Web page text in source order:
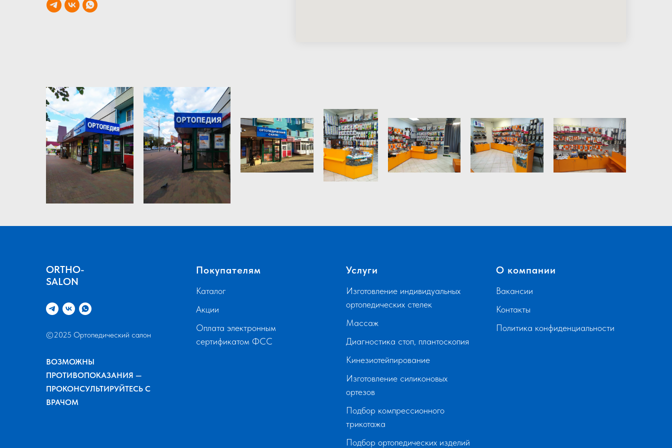
ORTHO-
SALON
©2025 Ортопедический салон
ВОЗМОЖНЫ
ПРОТИВОПОКАЗАНИЯ —
ПРОКОНСУЛЬТИРУЙТЕСЬ С
ВРАЧОМ
Покупателям
Каталог
Акции
Оплата электронным
сертификатом ФСС
Услуги
Изготовление индивидуальных
ортопедических стелек
Массаж
Диагностика стоп, плантоскопия
Кинезиотейпирование
Изготовление силиконовых
ортезов
Подбор компрессионного
трикотажа
Подбор ортопедических изделий
О компании
Вакансии
Контакты
Политика конфиденциальности